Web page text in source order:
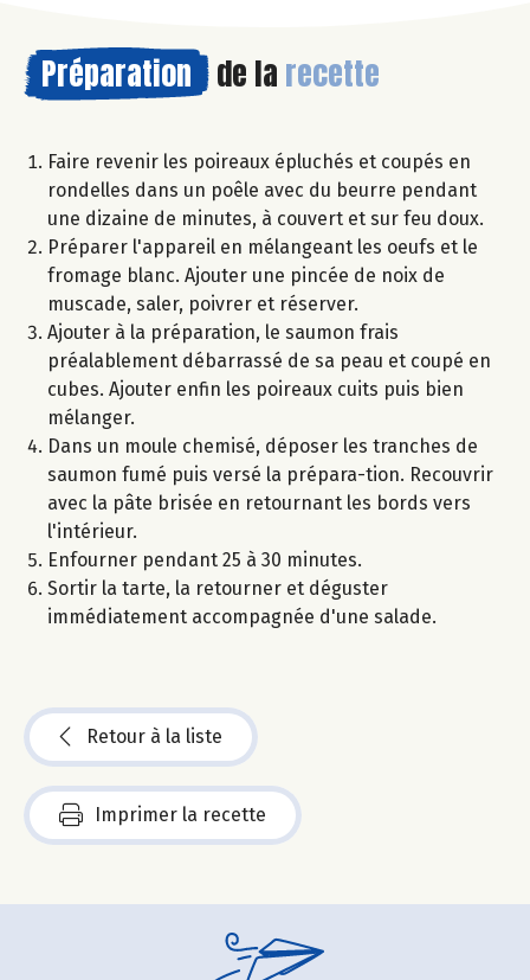
Préparation de la recette
Faire revenir les poireaux épluchés et coupés en
rondelles dans un poêle avec du beurre pendant
une dizaine de minutes, à couvert et sur feu doux.
Préparer l'appareil en mélangeant les oeufs et le
fromage blanc. Ajouter une pincée de noix de
muscade, saler, poivrer et réserver.
Ajouter à la préparation, le saumon frais
préalablement débarrassé de sa peau et coupé en
cubes. Ajouter enfin les poireaux cuits puis bien
mélanger.
Dans un moule chemisé, déposer les tranches de
saumon fumé puis versé la prépara-tion. Recouvrir
avec la pâte brisée en retournant les bords vers
l'intérieur.
Enfourner pendant 25 à 30 minutes.
Sortir la tarte, la retourner et déguster
immédiatement accompagnée d'une salade.
Retour à la liste
Imprimer la recette